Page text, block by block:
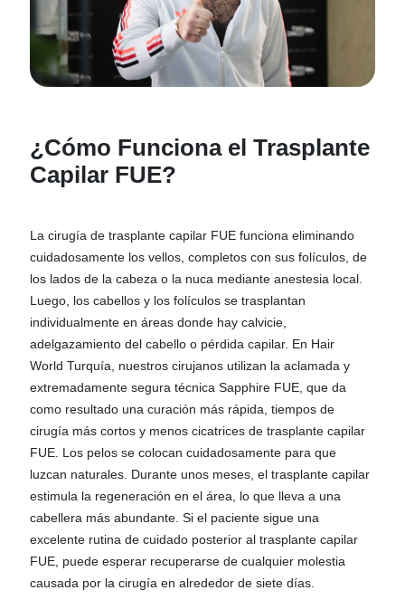
¿Cómo Funciona el Trasplante
Capilar FUE?
La cirugía de trasplante capilar FUE funciona eliminando
cuidadosamente los vellos, completos con sus folículos, de
los lados de la cabeza o la nuca mediante anestesia local.
Luego, los cabellos y los folículos se trasplantan
individualmente en áreas donde hay calvicie,
adelgazamiento del cabello o pérdida capilar. En Hair
World Turquía, nuestros cirujanos utilizan la aclamada y
extremadamente segura técnica Sapphire FUE, que da
como resultado una curación más rápida, tiempos de
cirugía más cortos y menos cicatrices de trasplante capilar
FUE. Los pelos se colocan cuidadosamente para que
luzcan naturales. Durante unos meses, el trasplante capilar
estimula la regeneración en el área, lo que lleva a una
cabellera más abundante. Si el paciente sigue una
excelente rutina de cuidado posterior al trasplante capilar
FUE, puede esperar recuperarse de cualquier molestia
causada por la cirugía en alrededor de siete días.